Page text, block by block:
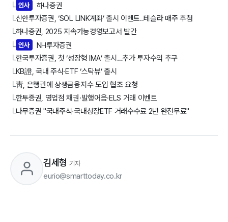
└ 인사 하나증권
└신한투자증권, ‘SOL LINK계좌’ 출시 이벤트..테슬라 매주 추첨
└하나증권, 2025 지속가능경영보고서 발간
└ 인사 NH투자증권
└한국투자증권, 첫 ‘성장형 IMA’ 출시…추가 투자수익 추구
└KB證, 국내 주식·ETF ‘스탁뷰’ 출시
└靑, 은행권에 상생금융지수 도입 협조 요청
└한투증권, 영업점 채권·발행어음·ELS 거래 이벤트
└나무증권 "국내주식∙국내상장ETF 거래수수료 2년 완전무료"
김세형 기자
eurio@smarttoday.co.kr